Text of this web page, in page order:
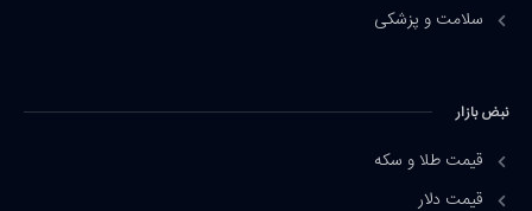
سلامت و پزشکی
نبض بازار
قیمت طلا و سکه
قیمت دلار